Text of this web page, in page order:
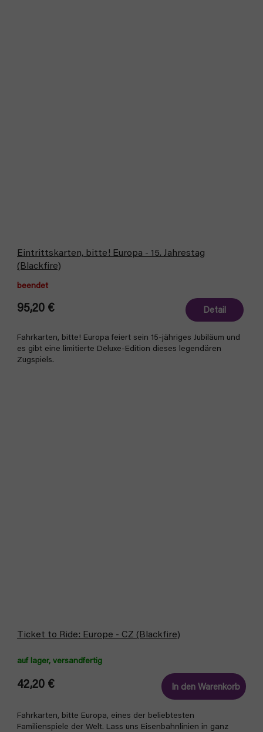
Eintrittskarten, bitte! Europa - 15. Jahrestag
(Blackfire)
beendet
95,20 € Detail
Fahrkarten, bitte! Europa feiert sein 15-jähriges Jubiläum und
es gibt eine limitierte Deluxe-Edition dieses legendären
Zugspiels.
Ticket to Ride: Europe - CZ (Blackfire)
auf lager, versandfertig
42,20 € In den Warenkorb
Fahrkarten, bitte Europa, eines der beliebtesten
Familienspiele der Welt. Lass uns Eisenbahnlinien in ganz